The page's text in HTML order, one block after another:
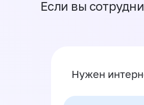
Если вы
Нужен